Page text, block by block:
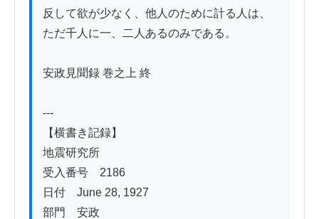
反して欲が少なく、他人のために計る人は、
ただ千人に一、二人あるのみである。
安政見聞録 巻之上 終
---
【横書き記録】
地震研究所
受入番号　2186
日付　June 28, 1927
部門　安政